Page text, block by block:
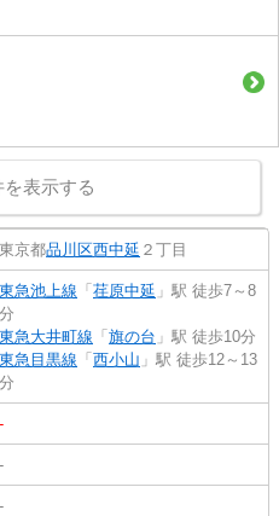
を表示する
東京都品川区西中延 ２丁目
東急池上線 「 荏原中延 」駅 徒歩7～8
分
東急大井町線 「 旗の台 」駅 徒歩10分
東急目黒線 「 西小山 」駅 徒歩12～13
分
-
-
-